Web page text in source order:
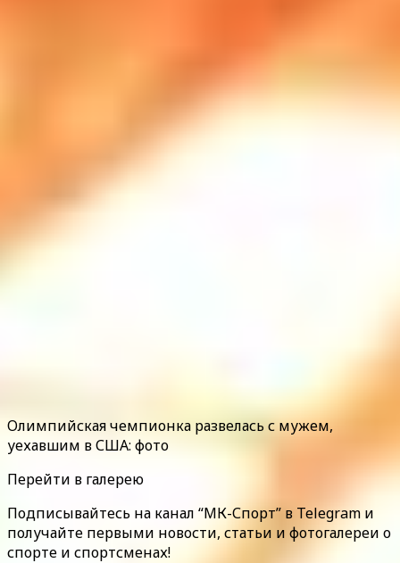
Олимпийская чемпионка развелась с мужем,
уехавшим в США: фото
Перейти в галерею
Подписывайтесь на канал “МК-Спорт” в Telegram и
получайте первыми новости, статьи и фотогалереи о
спорте и спортсменах!